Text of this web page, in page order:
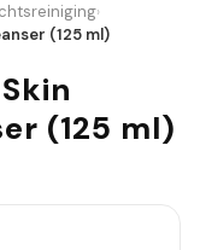
›
(125 ml)
(125 ml)